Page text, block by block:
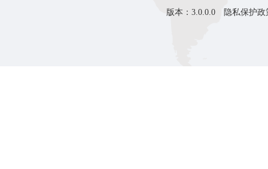
版本：3.0.0.0 隐私保护政